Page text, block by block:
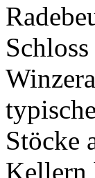
Stöcke
Kellern